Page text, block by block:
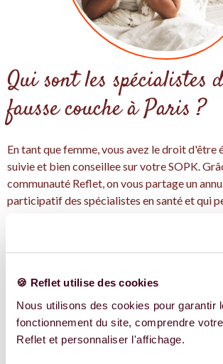
🍪 Reflet utilise des cookies
Nous utilisons des cookies pour garantir
fonctionnement du site, comprendre
Reflet et personnaliser l'affichage.
Qui sont les spécialistes
fausse couche à Paris ?
En tant que femme, vous avez le droit d'être
suivie et bien conseillee sur votre SOPK.
communauté Reflet, on vous partage un
participatif des spécialistes en santé et qui
On pense qu'un bon accompagnement, avec
informations et les bonne personnes, c'est
couche.
Avec Reflet, trouver les expertes en fausse
chez vous à Paris et en Île-de-France, et
conseils adaptés à votre situation.